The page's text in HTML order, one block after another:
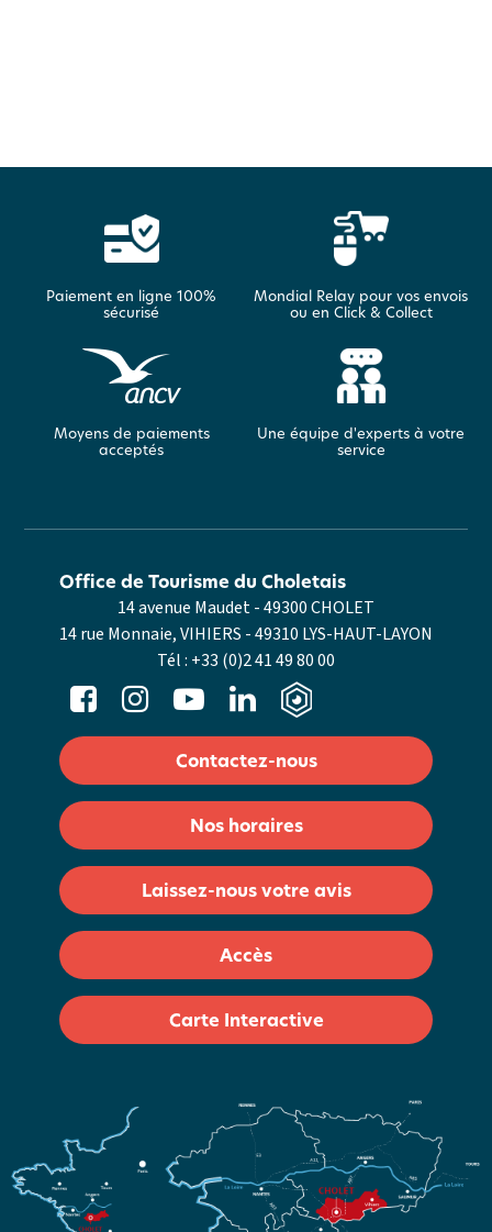
Paiement en ligne 100%
sécurisé
Mondial Relay pour vos envois
ou en Click & Collect
Moyens de paiements
acceptés
Une équipe d'experts à votre
service
14 avenue Maudet - 49300 CHOLET
14 rue Monnaie, VIHIERS - 49310 LYS-HAUT-LAYON
Tél : +33 (0)2 41 49 80 00
Office de Tourisme du Choletais
Contactez-nous
Nos horaires
Laissez-nous votre avis
Accès
Carte Interactive